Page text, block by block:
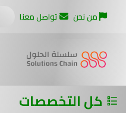
من نحن تواصل معنا
كل التخصصات